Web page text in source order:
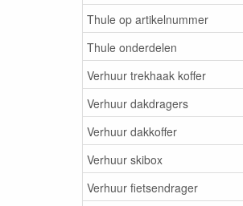
Thule op artikelnummer
Thule onderdelen
Verhuur trekhaak koffer
Verhuur dakdragers
Verhuur dakkoffer
Verhuur skibox
Verhuur fietsendrager